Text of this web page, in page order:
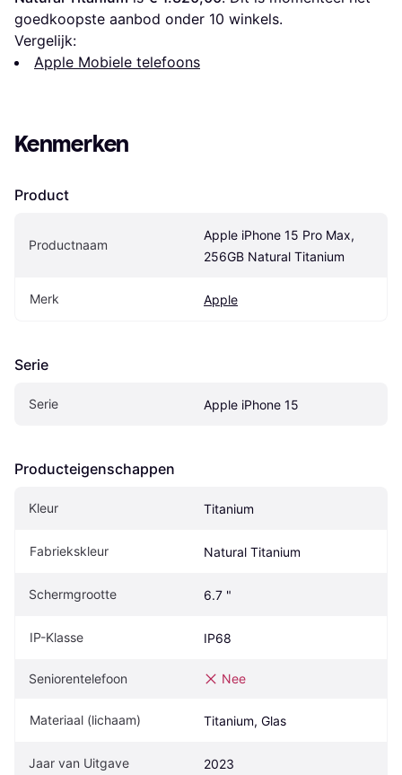
goedkoopste aanbod onder 10 winkels.
Vergelijk:
Apple Mobiele telefoons
Kenmerken
Product
Productnaam
Apple iPhone 15 Pro Max,
256GB Natural Titanium
Merk Apple
Serie
Serie Apple iPhone 15
Producteigenschappen
Kleur Titanium
Fabriekskleur Natural Titanium
Schermgrootte 6.7 "
IP-Klasse IP68
Seniorentelefoon Nee
Materiaal (lichaam) Titanium, Glas
Jaar van Uitgave 2023